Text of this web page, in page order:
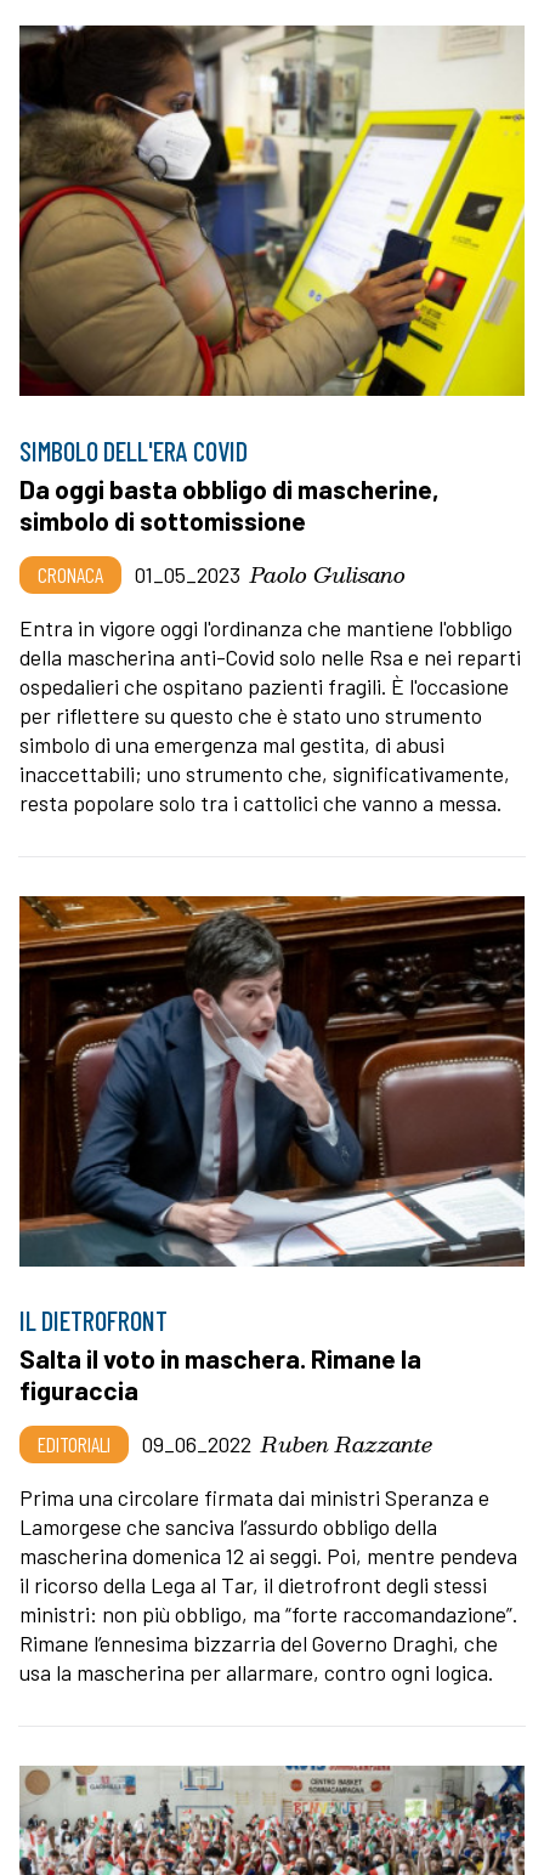
SIMBOLO DELL'ERA COVID
Da oggi basta obbligo di mascherine,
simbolo di sottomissione
CRONACA 01_05_2023 Paolo Gulisano
Entra in vigore oggi l'ordinanza che mantiene l'obbligo
della mascherina anti-Covid solo nelle Rsa e nei reparti
ospedalieri che ospitano pazienti fragili. È l'occasione
per riflettere su questo che è stato uno strumento
simbolo di una emergenza mal gestita, di abusi
inaccettabili; uno strumento che, significativamente,
resta popolare solo tra i cattolici che vanno a messa.
IL DIETROFRONT
Salta il voto in maschera. Rimane la
figuraccia
EDITORIALI 09_06_2022 Ruben Razzante
Prima una circolare firmata dai ministri Speranza e
Lamorgese che sanciva l’assurdo obbligo della
mascherina domenica 12 ai seggi. Poi, mentre pendeva
il ricorso della Lega al Tar, il dietrofront degli stessi
ministri: non più obbligo, ma “forte raccomandazione”.
Rimane l’ennesima bizzarria del Governo Draghi, che
usa la mascherina per allarmare, contro ogni logica.